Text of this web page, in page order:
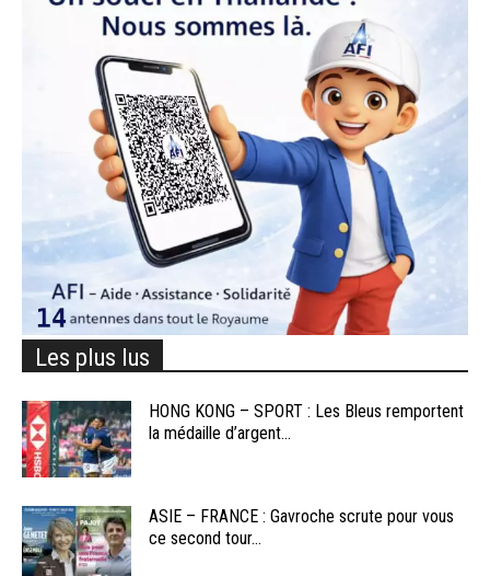
Les plus lus
HONG KONG – SPORT : Les Bleus remportent
la médaille d’argent...
ASIE – FRANCE : Gavroche scrute pour vous
ce second tour...